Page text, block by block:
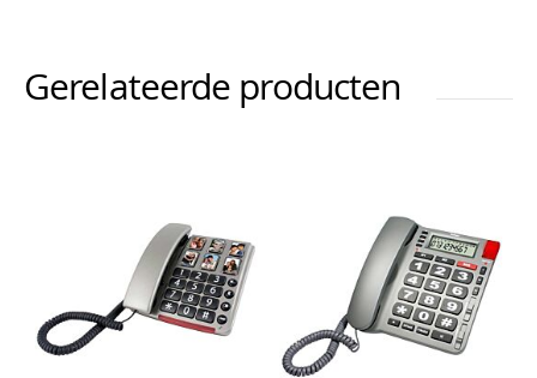
Gerelateerde producten